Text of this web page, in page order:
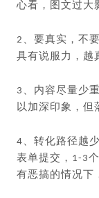
心看，图文过大
2、要真实，不
具有说服力，越
3、内容尽量少
以加深印象，但
4、转化路径越
表单提交，1-3
有恶搞的情况下